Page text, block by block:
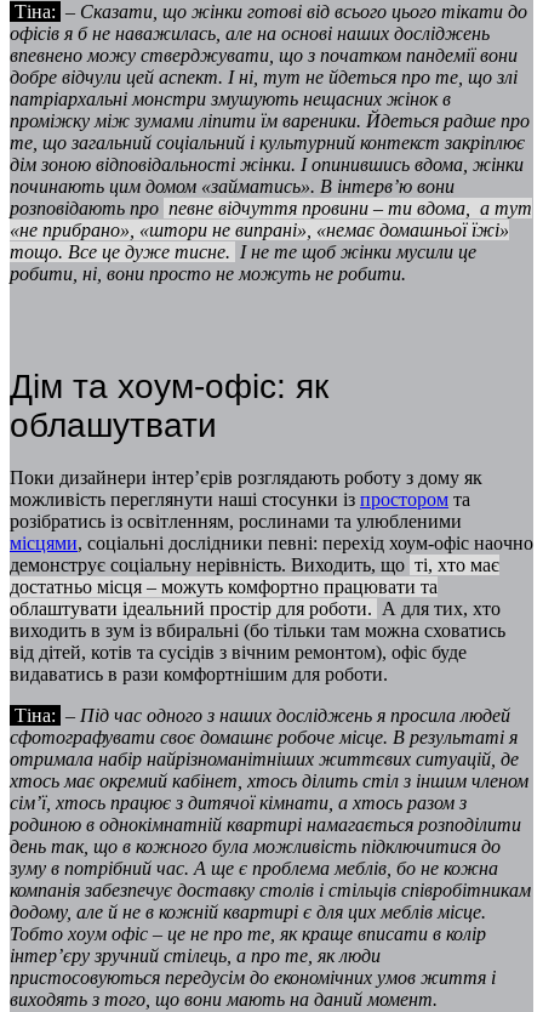
Тіна: – Сказати, що жінки готові від всього цього тікати до
офісів я б не наважилась, але на основі наших досліджень
впевнено можу стверджувати, що з початком пандемії вони
добре відчули цей аспект. І ні, тут не йдеться про те, що злі
патріархальні монстри змушують нещасних жінок в
проміжку між зумами ліпити їм вареники. Йдеться радше про
те, що загальний соціальний і культурний контекст закріплює
дім зоною відповідальності жінки. І опинившись вдома, жінки
починають цим домом «займатись». В інтерв’ю вони
розповідають про певне відчуття провини – ти вдома, а тут
«не прибрано», «штори не випрані», «немає домашньої їжі»
тощо. Все це дуже тисне. І не те щоб жінки мусили це
робити, ні, вони просто не можуть не робити.
Дім та хоум-офіс: як
облашутвати
Поки дизайнери інтер’єрів розглядають роботу з дому як
можливість переглянути наші стосунки із простором та
розібратись із освітленням, рослинами та улюбленими
місцями, соціальні дослідники певні: перехід хоум-офіс наочно
демонструє соціальну нерівність. Виходить, що ті, хто має
достатньо місця – можуть комфортно працювати та
облаштувати ідеальний простір для роботи. А для тих, хто
виходить в зум із вбиральні (бо тільки там можна сховатись
від дітей, котів та сусідів з вічним ремонтом), офіс буде
видаватись в рази комфортнішим для роботи.
Тіна: – Під час одного з наших досліджень я просила людей
сфотографувати своє домашнє робоче місце. В результаті я
отримала набір найрізноманітніших життєвих ситуацій, де
хтось має окремий кабінет, хтось ділить стіл з іншим членом
сім’ї, хтось працює з дитячої кімнати, а хтось разом з
родиною в однокімнатній квартирі намагається розподілити
день так, що в кожного була можливість підключитися до
зуму в потрібний час. А ще є проблема меблів, бо не кожна
компанія забезпечує доставку столів і стільців співробітникам
додому, але й не в кожній квартирі є для цих меблів місце.
Тобто хоум офіс – це не про те, як краще вписати в колір
інтер’єру зручний стілець, а про те, як люди
пристосовуються передусім до економічних умов життя і
виходять з того, що вони мають на даний момент.